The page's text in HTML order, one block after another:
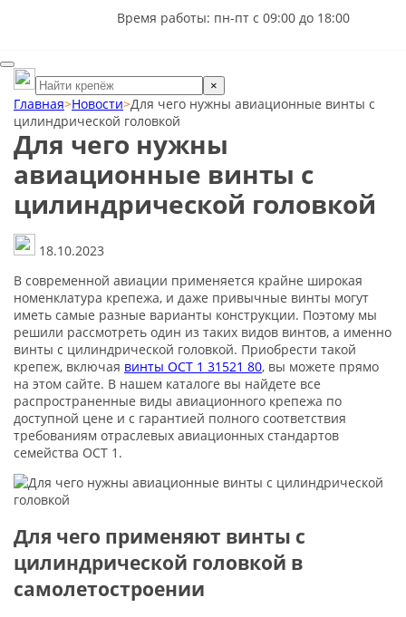
Время работы: пн-пт с 09:00 до 18:00
×
Главная>Новости>Для чего нужны авиационные винты с
цилиндрической головкой
Для чего нужны
авиационные винты с
цилиндрической головкой
18.10.2023
В современной авиации применяется крайне широкая
номенклатура крепежа, и даже привычные винты могут
иметь самые разные варианты конструкции. Поэтому мы
решили рассмотреть один из таких видов винтов, а именно
винты с цилиндрической головкой. Приобрести такой
крепеж, включая винты ОСТ 1 31521 80, вы можете прямо
на этом сайте. В нашем каталоге вы найдете все
распространенные виды авиационного крепежа по
доступной цене и с гарантией полного соответствия
требованиям отраслевых авиационных стандартов
семейства ОСТ 1.
Для чего применяют винты с
цилиндрической головкой в
самолетостроении